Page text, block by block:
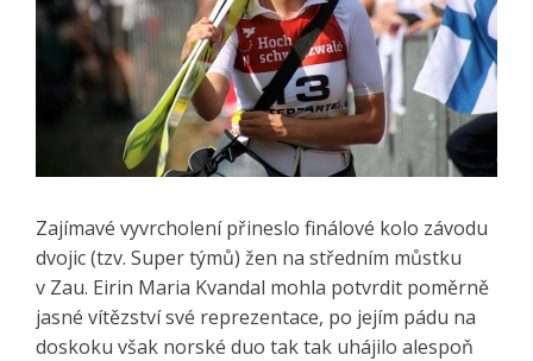
Zajímavé vyvrcholení přineslo finálové kolo závodu
dvojic (tzv. Super týmů) žen na středním můstku
v Zau. Eirin Maria Kvandal mohla potvrdit poměrně
jasné vítězství své reprezentace, po jejím pádu na
doskoku však norské duo tak tak uhájilo alespoň